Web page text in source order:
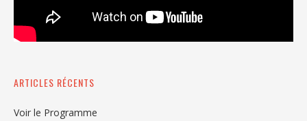
ARTICLES RÉCENTS
Voir le Programme